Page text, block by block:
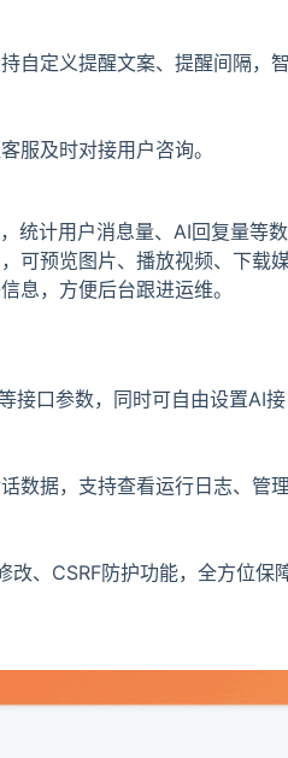
自定义提醒文案、提醒间隔，
服及时对接用户咨询。
统计用户消息量、AI回复量等数
可预览图片、播放视频、下载媒
息，方便后台跟进运维。
接口参数，同时可自由设置AI
数据，支持查看运行日志、管
、CSRF防护功能，全方位保